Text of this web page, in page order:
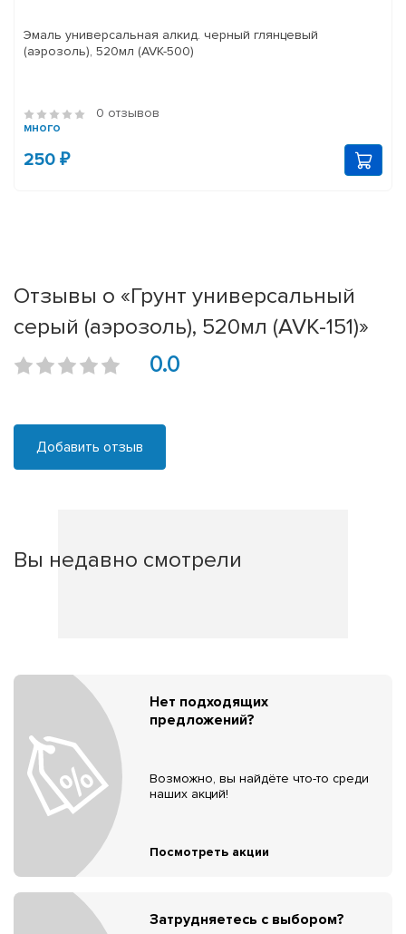
Эмаль универсальная алкид. черный глянцевый
(аэрозоль), 520мл (AVK-500)
0 отзывов
много
250 ₽
Отзывы о «Грунт универсальный
серый (аэрозоль), 520мл (AVK-151)»
0.0
Добавить отзыв
Вы недавно смотрели
Нет подходящих
предложений?
Возможно, вы найдёте что-то среди
наших акций!
Посмотреть акции
Затрудняетесь с выбором?